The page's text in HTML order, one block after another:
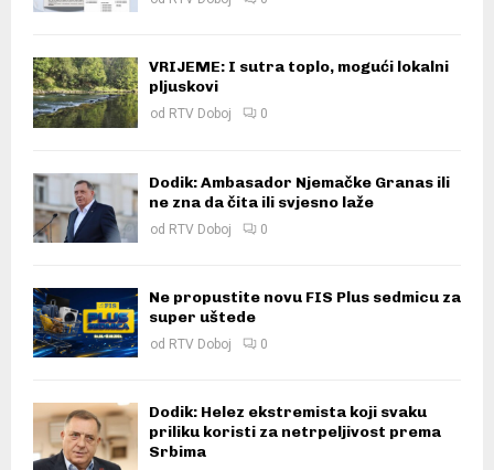
VRIJEME: I sutra toplo, mogući lokalni
pljuskovi
od RTV Doboj 0
Dodik: Ambasador Njemačke Granas ili
ne zna da čita ili svjesno laže
od RTV Doboj 0
Ne propustite novu FIS Plus sedmicu za
super uštede
od RTV Doboj 0
Dodik: Helez ekstremista koji svaku
priliku koristi za netrpeljivost prema
Srbima